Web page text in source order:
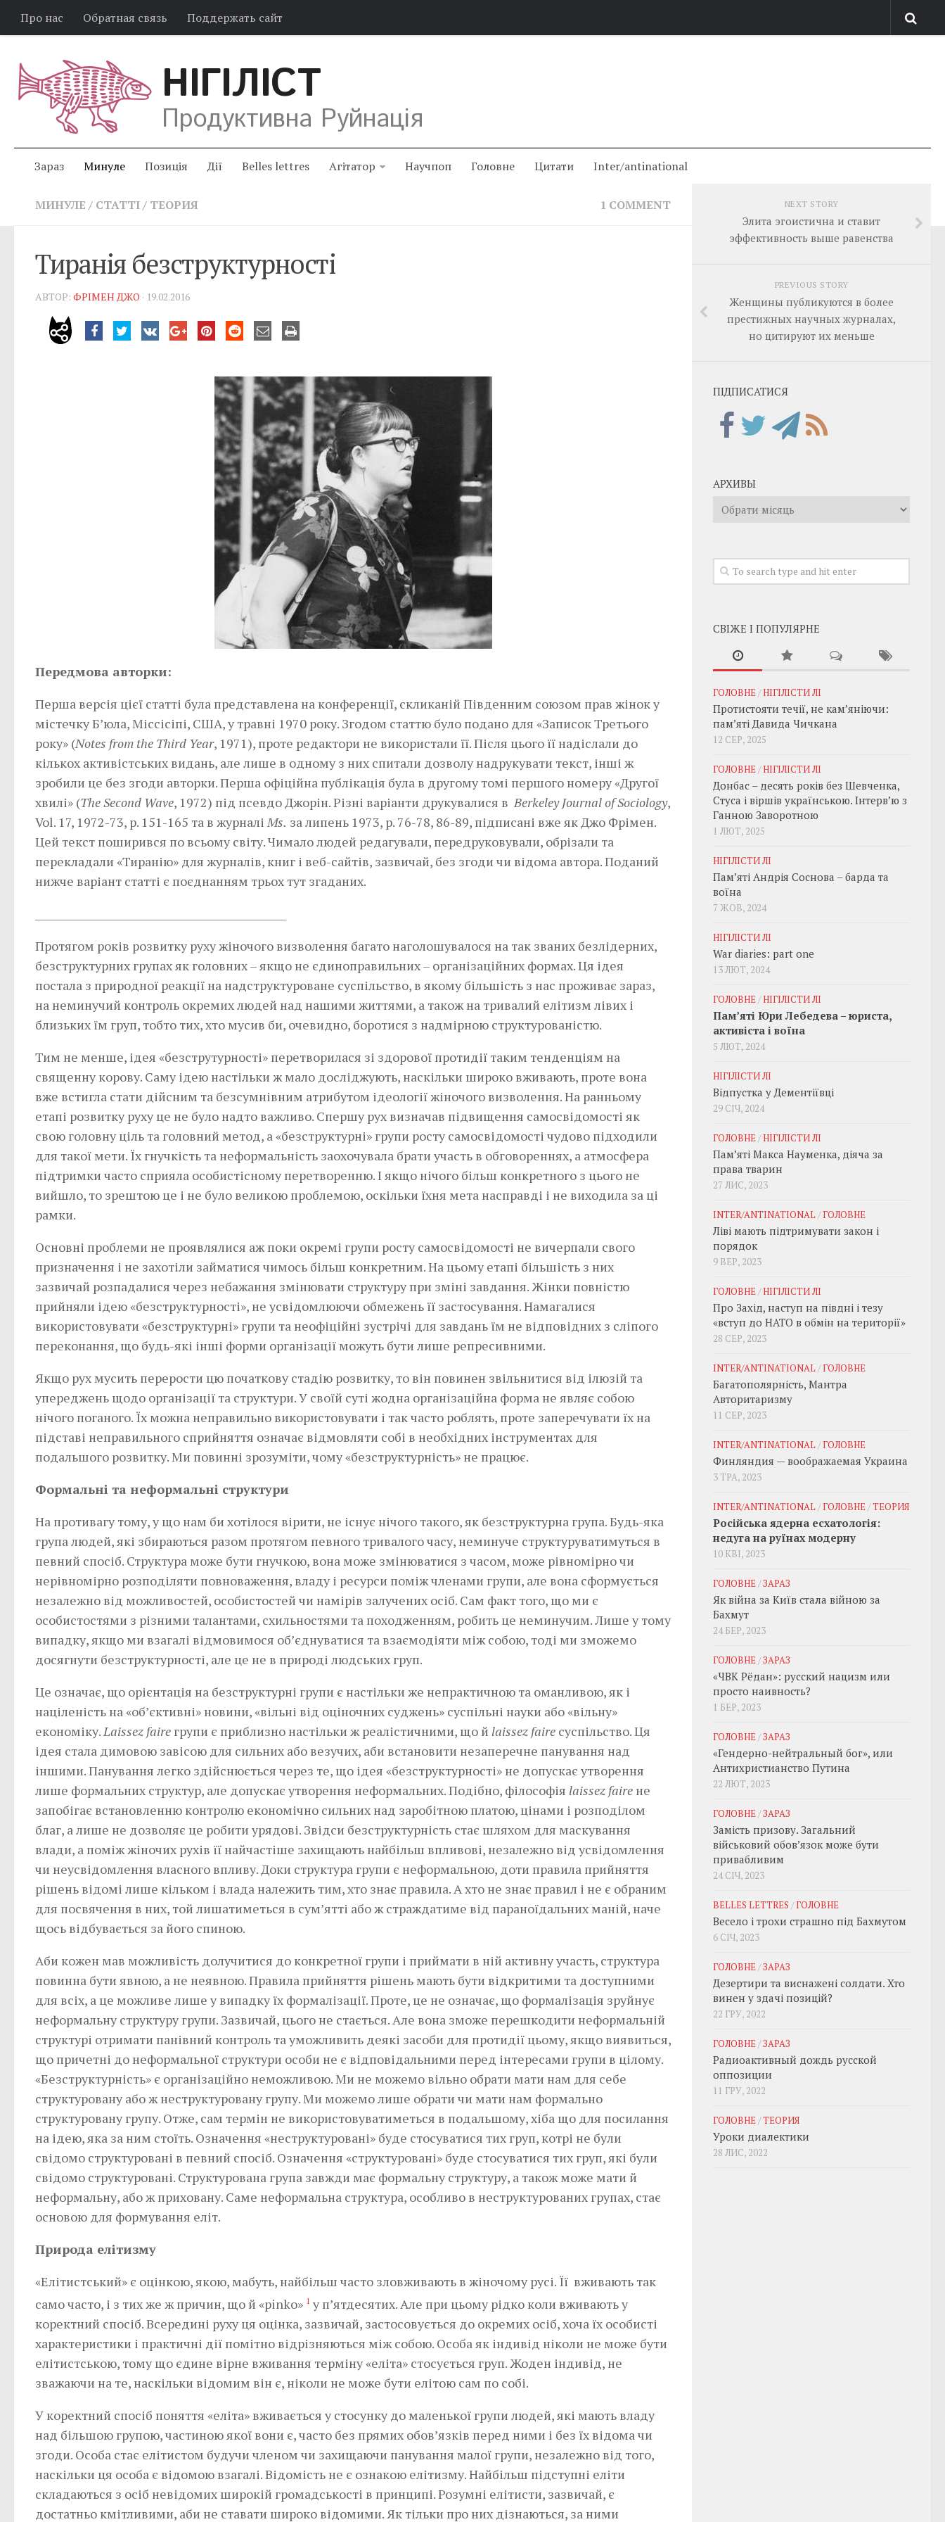
Про нас Обратная связь Поддержать сайт
НІГІЛІСТ
Продуктивна Руйнація
Зараз Минуле Позиція Дії Belles lettres Агітатор Научпоп Головне Цитати Inter/antinational
МИНУЛЕ / СТАТТІ/ ТЕОРИЯ 1 COMMENT
Тиранія безструктурності
АВТОР: ФРІМЕН ДЖО · 19.02.2016
Передмова авторки:
Перша версія цієї статті була представлена на конференції, скликаній Південним союзом прав жінок у
містечку Б’юла, Міссісіпі, США, у травні 1970 року. Згодом статтю було подано для «Записок Третього
року» (Notes from the Third Year, 1971), проте редактори не використали її. Після цього її надіслали до
кількох активістських видань, але лише в одному з них спитали дозволу надрукувати текст, інші ж
зробили це без згоди авторки. Перша офіційна публікація була в другому томі першого номеру «Другої
хвилі» (The Second Wave, 1972) під псевдо Джорін. Різні варіанти друкувалися вBerkeley Journal of Sociology,
Vol. 17, 1972-73, p. 151-165 та в журналіMs. за липень 1973, p. 76-78, 86-89, підписані вже як Джо Фрімен.
Цей текст поширився по всьому світу. Чимало людей редагували, передруковували, обрізали та
перекладали «Тиранію» для журналів, книг і веб-сайтів, зазвичай, без згоди чи відома автора. Поданий
нижче варіант статті є поєднанням трьох тут згаданих.
Протягом років розвитку руху жіночого визволення багато наголошувалося на так званих безлідерних,
безструктурних групах як головних – якщо не єдиноправильних – організаційних формах. Ця ідея
постала з природної реакції на надструктуроване суспільство, в якому більшість з нас проживає зараз,
на неминучий контроль окремих людей над нашими життями, а також на тривалий елітизм лівих і
близьких їм груп, тобто тих, хто мусив би, очевидно, боротися з надмірною структурованістю.
Тим не менше, ідея «безструтурності» перетворилася зі здорової протидії таким тенденціям на
священну корову. Саму ідею настільки ж мало досліджують, наскільки широко вживають, проте вона
вже встигла стати дійсним та безсумнівним атрибутом ідеології жіночого визволення. На ранньому
етапі розвитку руху це не було надто важливо. Спершу рух визначав підвищення самосвідомості як
свою головну ціль та головний метод, а «безструктурні» групи росту самосвідомості чудово підходили
для такої мети. Їх гнучкість та неформальність заохочувала брати участь в обговореннях, а атмосфера
підтримки часто сприяла особистісному перетворенню. І якщо нічого більш конкретного з цього не
вийшло, то зрештою це і не було великою проблемою, оскільки їхня мета насправді і не виходила за ці
рамки.
Основні проблеми не проявлялися аж поки окремі групи росту самосвідомості не вичерпали свого
призначення і не захотіли займатися чимось більш конкретним. На цьому етапі більшість з них
зазвичай розпадалися через небажання змінювати структуру при зміні завдання. Жінки повністю
прийняли ідею «безструктурності», не усвідомлюючи обмежень її застосування. Намагалися
використовувати «безструктурні» групи та неофіційні зустрічі для завдань їм не відповідних з сліпого
переконання, що будь-які інші форми організації можуть бути лише репресивними.
Якщо рух мусить перерости цю початкову стадію розвитку, то він повинен звільнитися від ілюзій та
упереджень щодо організації та структури. У своїй суті жодна організаційна форма не являє собою
нічого поганого. Їх можна неправильно використовувати і так часто роблять, проте заперечувати їх на
підставі неправильного сприйняття означає відмовляти собі в необхідних інструментах для
подальшого розвитку. Ми повинні зрозуміти, чому «безструктурність» не працює.
Формальні та неформальні структури
На противагу тому, у що нам би хотілося вірити, не існує нічого такого, як безструктурна група. Будь-яка
група людей, які збираються разом протягом певного тривалого часу, неминуче структуруватимуться в
певний спосіб. Структура може бути гнучкою, вона може змінюватися з часом, може рівномірно чи
нерівномірно розподіляти повноваження, владу і ресурси поміж членами групи, але вона сформується
незалежно від можливостей, особистостей чи намірів залучених осіб. Сам факт того, що ми є
особистостями з різними талантами, схильностями та походженням, робить це неминучим. Лише у тому
випадку, якщо ми взагалі відмовимося об’єднуватися та взаємодіяти між собою, тоді ми зможемо
досягнути безструктурності, але це не в природі людських груп.
Це означає, що орієнтація на безструктурні групи є настільки же непрактичною та оманливою, як і
націленість на «об’єктивні» новини, «вільні від оціночних суджень» суспільні науки або «вільну»
економіку.Laissez faire групи є приблизно настільки ж реалістичними, що й laissez faire суспільство. Ця
ідея стала димовою завісою для сильних або везучих, аби встановити незаперечне панування над
іншими. Панування легко здійснюється через те, що ідея «безструктурності» не допускає утворення
лише формальних структур, але допускає утворення неформальних. Подібно, філософія laissez faire не
запобігає встановленню контролю економічно сильних над заробітною платою, цінами і розподілом
благ, а лише не дозволяє це робити урядові. Звідси безструктурність стає шляхом для маскування
влади, а поміж жіночих рухів її найчастіше захищають найбільш впливові, незалежно від усвідомлення
чи неусвідомлення власного впливу. Доки структура групи є неформальною, доти правила прийняття
рішень відомі лише кільком і влада належить тим, хто знає правила. А хто не знає правил і не є обраним
для посвячення в них, той лишатиметься в сум’ятті або ж страждатиме від параноїдальних маній, наче
щось відбувається за його спиною.
Аби кожен мав можливість долучитися до конкретної групи і приймати в ній активну участь, структура
повинна бути явною, а не неявною. Правила прийняття рішень мають бути відкритими та доступними
для всіх, а це можливе лише у випадку їх формалізації. Проте, це не означає, що формалізація зруйнує
неформальну структуру групи. Зазвичай, цього не стається. Але вона зможе перешкодити неформальній
структурі отримати панівний контроль та уможливить деякі засоби для протидії цьому, якщо виявиться,
що причетні до неформальної структури особи не є відповідальними перед інтересами групи в цілому.
«Безструктурність» є організаційно неможливою. Ми не можемо вільно обрати мати нам для себе
структуровану або ж неструктуровану групу. Ми можемо лише обрати чи мати нам формально
структуровану групу. Отже, сам термін не використовуватиметься в подальшому, хіба що для посилання
на ідею, яка за ним стоїть. Означення «неструктуровані» буде стосуватися тих груп, котрі не були
свідомо структуровані в певний спосіб. Означення «структуровані» буде стосуватися тих груп, які були
свідомо структуровані. Структурована група завжди має формальну структуру, а також може мати й
неформальну, або ж приховану. Саме неформальна структура, особливо в неструктурованих групах, стає
основою для формування еліт.
Природа елітизму
«Елітистський» є оцінкою, якою, мабуть, найбільш часто зловживають в жіночому русі. Її вживають так
само часто, і з тих же ж причин, що й «pinko» 1 у п’ятдесятих. Але при цьому рідко коли вживають у
коректний спосіб. Всередині руху ця оцінка, зазвичай, застосовується до окремих осіб, хоча їх особисті
характеристики і практичні дії помітно відрізняються між собою. Особа як індивід ніколи не може бути
елітистською, тому що єдине вірне вживання терміну «еліта» стосується груп. Жоден індивід, не
зважаючи на те, наскільки відомим він є, ніколи не може бути елітою сам по собі.
У коректний спосіб поняття «еліта» вживається у стосунку до маленької групи людей, які мають владу
над більшою групою, частиною якої вони є, часто без прямих обов’язків перед ними і без їх відома чи
згоди. Особа стає елітистом будучи членом чи захищаючи панування малої групи, незалежно від того,
наскільки ця особа є відомою взагалі. Відомість не є ознакою елітизму. Найбільш підступні еліти
складаються з осіб невідомих широкій громадськості в принципі. Розумні елітисти, зазвичай, є
достатньо кмітливими, аби не ставати широко відомими. Як тільки про них дізнаються, за ними
NEXT STORY
Элита эгоистична и ставит
эффективность выше равенства
PREVIOUS STORY
Женщины публикуются в более
престижных научных журналах,
но цитируют их меньше
ПІДПИСАТИСЯ
АРХИВЫ
Архивы
СВІЖЕ І ПОПУЛЯРНЕ
ГОЛОВНЕ/НІГІЛІСТИ ЛІ
Протистояти течії, не кам’яніючи:
пам’яті Давида Чичкана
12 СЕР, 2025
ГОЛОВНЕ/НІГІЛІСТИ ЛІ
Донбас – десять років без Шевченка,
Стуса і віршів українською. Інтерв’ю з
Ганною Заворотною
1 ЛЮТ, 2025
НІГІЛІСТИ ЛІ
Пам’яті Андрія Соснова – барда та
воїна
7 ЖОВ, 2024
НІГІЛІСТИ ЛІ
War diaries: part one
13 ЛЮТ, 2024
ГОЛОВНЕ/НІГІЛІСТИ ЛІ
Пам’яті Юри Лебедева – юриста,
активіста і воїна
5 ЛЮТ, 2024
НІГІЛІСТИ ЛІ
Відпустка у Дементіївці
29 СІЧ, 2024
ГОЛОВНЕ/НІГІЛІСТИ ЛІ
Пам’яті Макса Науменка, діяча за
права тварин
27 ЛИС, 2023
INTER/ANTINATIONAL/ГОЛОВНЕ
Ліві мають підтримувати закон і
порядок
9 ВЕР, 2023
ГОЛОВНЕ/НІГІЛІСТИ ЛІ
Про Захід, наступ на півдні і тезу
«вступ до НАТО в обмін на території»
28 СЕР, 2023
INTER/ANTINATIONAL/ГОЛОВНЕ
Багатополярність, Мантра
Авторитаризму
11 СЕР, 2023
INTER/ANTINATIONAL/ГОЛОВНЕ
Финляндия — воображаемая Украина
3 ТРА, 2023
INTER/ANTINATIONAL/ГОЛОВНЕ/ТЕОРИЯ
Російська ядерна есхатологія:
недуга на руїнах модерну
10 КВІ, 2023
ГОЛОВНЕ/ЗАРАЗ
Як війна за Київ стала війною за
Бахмут
24 БЕР, 2023
ГОЛОВНЕ/ЗАРАЗ
«ЧВК Рёдан»: русский нацизм или
просто наивность?
1 БЕР, 2023
ГОЛОВНЕ/ЗАРАЗ
«Гендерно-нейтральный бог», или
Антихристианство Путина
22 ЛЮТ, 2023
ГОЛОВНЕ/ЗАРАЗ
Замість призову. Загальний
військовий обовʼязок може бути
привабливим
24 СІЧ, 2023
BELLES LETTRES /ГОЛОВНЕ
Весело і трохи страшно під Бахмутом
6 СІЧ, 2023
ГОЛОВНЕ/ЗАРАЗ
Дезертири та виснажені солдати. Хто
винен у здачі позицій?
22 ГРУ, 2022
ГОЛОВНЕ/ЗАРАЗ
Радиоактивный дождь русской
оппозиции
11 ГРУ, 2022
ГОЛОВНЕ/ТЕОРИЯ
Уроки диалектики
28 ЛИС, 2022